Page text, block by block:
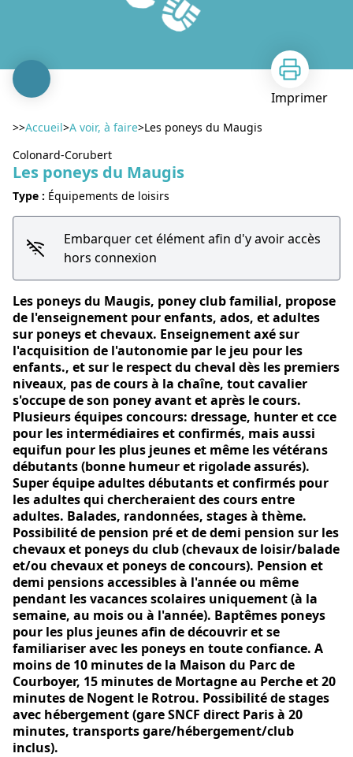
Imprimer
>>Accueil>A voir, à faire>Les poneys du Maugis
Colonard-Corubert
Les poneys du Maugis
Type : Équipements de loisirs
Embarquer cet élément afin d'y avoir accès
hors connexion
Les poneys du Maugis, poney club familial, propose
de l'enseignement pour enfants, ados, et adultes
sur poneys et chevaux. Enseignement axé sur
l'acquisition de l'autonomie par le jeu pour les
enfants., et sur le respect du cheval dès les premiers
niveaux, pas de cours à la chaîne, tout cavalier
s'occupe de son poney avant et après le cours.
Plusieurs équipes concours: dressage, hunter et cce
pour les intermédiaires et confirmés, mais aussi
equifun pour les plus jeunes et même les vétérans
débutants (bonne humeur et rigolade assurés).
Super équipe adultes débutants et confirmés pour
les adultes qui chercheraient des cours entre
adultes. Balades, randonnées, stages à thème.
Possibilité de pension pré et de demi pension sur les
chevaux et poneys du club (chevaux de loisir/balade
et/ou chevaux et poneys de concours). Pension et
demi pensions accessibles à l'année ou même
pendant les vacances scolaires uniquement (à la
semaine, au mois ou à l'année). Baptêmes poneys
pour les plus jeunes afin de découvrir et se
familiariser avec les poneys en toute confiance. A
moins de 10 minutes de la Maison du Parc de
Courboyer, 15 minutes de Mortagne au Perche et 20
minutes de Nogent le Rotrou. Possibilité de stages
avec hébergement (gare SNCF direct Paris à 20
minutes, transports gare/hébergement/club
inclus).